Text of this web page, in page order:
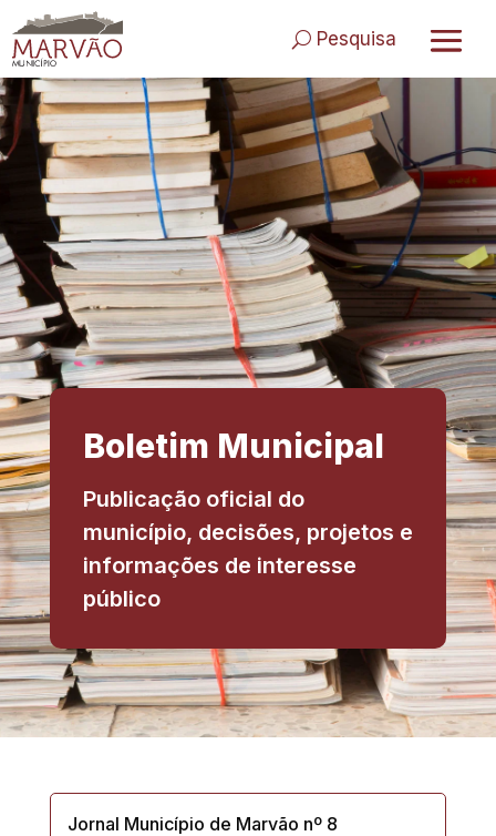
Skip to content
Pesquisa
Boletim Municipal
Publicação oficial do
município, decisões, projetos e
informações de interesse
público
Jornal Município de Marvão nº 8